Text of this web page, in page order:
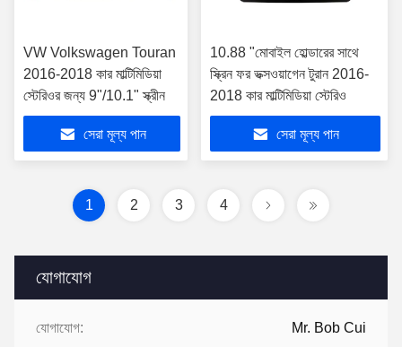
যোগাযোগ
যোগাযোগ: Mr. Bob Cui
VW Volkswagen Touran
2016-2018 কার মাল্টিমিডিয়া
স্টেরিওর জন্য 9"/10.1" স্ক্রীন
সেরা মূল্য পান
10.88 "মোবাইল হোল্ডারের সাথে
স্ক্রিন ফর ভক্সওয়াগেন টুরান 2016-
2018 কার মাল্টিমিডিয়া স্টেরিও
সেরা মূল্য পান
1 2 3 4